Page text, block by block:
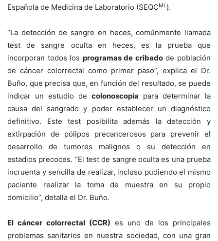
Española de Medicina de Laboratorio (SEQCML ).
“La detección de sangre en heces, comúnmente llamada
test de sangre oculta en heces, es la prueba que
incorporan todos los programas de cribadode población
de cáncer colorrectal como primer paso”, explica el Dr.
Buño, que precisa que, en función del resultado, se puede
indicar un estudio de colonoscopia para determinar la
causa del sangrado y poder establecer un diagnóstico
definitivo. Este test posibilita además la detección y
extirpación de pólipos precancerosos para prevenir el
desarrollo de tumores malignos o su detección en
estadios precoces. “El test de sangre oculta es una prueba
incruenta y sencilla de realizar, incluso pudiendo el mismo
paciente realizar la toma de muestra en su propio
domicilio”, detalla el Dr. Buño.
El cáncer colorrectal (CCR) es uno de los principales
problemas sanitarios en nuestra sociedad, con una gran